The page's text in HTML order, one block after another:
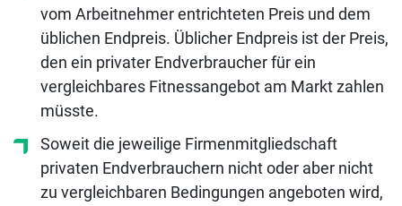
vom Arbeitnehmer entrichteten Preis und dem
üblichen Endpreis. Üblicher Endpreis ist der Preis,
den ein privater Endverbraucher für ein
vergleichbares Fitnessangebot am Markt zahlen
müsste.
Soweit die jeweilige Firmenmitgliedschaft
privaten Endverbrauchern nicht oder aber nicht
zu vergleichbaren Bedingungen angeboten wird,